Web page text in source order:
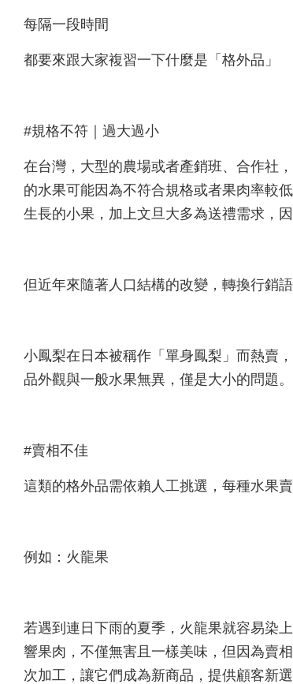
每隔一段時間
都要來跟大家複習一下什麼是「格外品」
#規格不符｜過大過小
在台灣，大型的農場或者產銷班、合作社
的水果可能因為不符合規格或者果肉率較
生長的小果，加上文旦大多為送禮需求，
但近年來隨著人口結構的改變，轉換行銷
小鳳梨在日本被稱作「單身鳳梨」而熱賣
品外觀與一般水果無異，僅是大小的問題。
#賣相不佳
這類的格外品需依賴人工挑選，每種水果
例如：火龍果
若遇到連日下雨的夏季，火龍果就容易染
響果肉，不僅無害且一樣美味，但因為賣
次加工，讓它們成為新商品，提供顧客新選